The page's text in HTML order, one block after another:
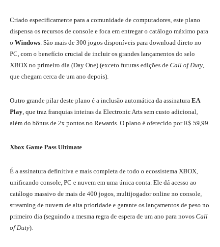
Criado especificamente para a comunidade de computadores, este plano
dispensa os recursos de console e foca em entregar o catálogo máximo para
o Windows São mais de 300 jogos disponíveis para download direto no
PC, com o benefício crucial de incluir os grandes lançamentos do selo
XBOX no primeiro dia (Day One) (exceto futuras edições de Call of Duty
que chegam cerca de um ano depois).
Outro grande pilar deste plano é a inclusão automática da assinatura EA
Play , que traz franquias inteiras da Electronic Arts sem custo adicional,
além do bônus de 2x pontos no Rewards. O plano é oferecido por R$ 59,99.
Xbox Game Pass Ultimate
É a assinatura definitiva e mais completa de todo o ecossistema XBOX,
unificando console, PC e nuvem em uma única conta. Ele dá acesso ao
catálogo massivo de mais de 400 jogos, multijogador online no console,
streaming de nuvem de alta prioridade e garante os lançamentos de peso no
primeiro dia (seguindo a mesma regra de espera de um ano para novos Call
of Duty).